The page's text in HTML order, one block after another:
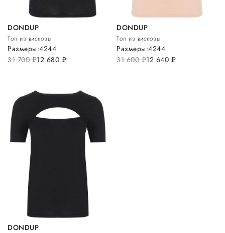
DONDUP
Топ из вискозы
31 700руб.12 680 руб.
Размеры:4244
DONDUP
Топ из вискозы
31 600руб.12 640 руб.
Размеры:4244
DONDUP